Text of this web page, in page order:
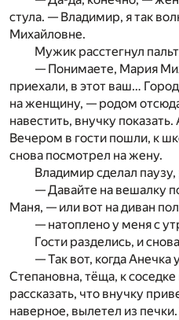
стула. — Владимир, я так
Михайловне.
Мужик расстегнул
— Понимаете, Мария
приехали, в этот ваш…
на женщину, — родом
навестить, внучку
Вечером в гости пошли, к
снова посмотрел на жену.
Владимир сделал
— Давайте на вешалку
Маня, — или вот на диван
— натоплено у меня с
Гости разделись, и
— Так вот, когда Анечка
Степановна, тёща, к
рассказать, что внучку
наверное, вылетел из